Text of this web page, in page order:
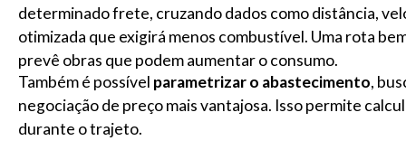
determinado frete, cruzando dados como distância,
otimizada que exigirá menos combustível. Uma rota
prevê obras que podem aumentar o consumo.
Também é possível parametrizar o abastecimento,
negociação de preço mais vantajosa. Isso permite
durante o trajeto.